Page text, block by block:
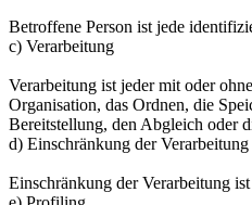
Betroffene Person ist jede
c) Verarbeitung
Verarbeitung ist jeder mit oder
Organisation, das Ordnen, die
Bereitstellung, den Abgleich oder
d) Einschränkung der Verarbeitung
Einschränkung der Verarbeitung